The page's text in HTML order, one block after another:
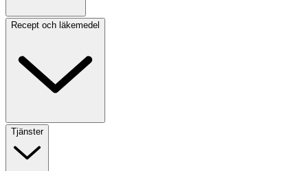
Recept och läkemedel
Tjänster